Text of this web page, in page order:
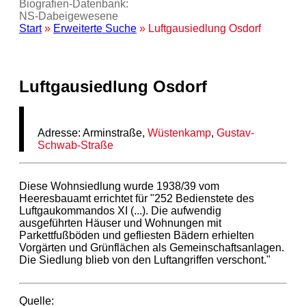
Biografien-Datenbank:
NS‑Dabeigewesene
Start» Erweiterte Suche » Luftgausiedlung Osdorf
Luftgausiedlung Osdorf
Adresse: Arminstraße,Wüstenkamp,Gustav-
Schwab-Straße
Diese Wohnsiedlung wurde 1938/39 vom
Heeresbauamt errichtet für "252 Bedienstete des
Luftgaukommandos XI (...). Die aufwendig
ausgeführten Häuser und Wohnungen mit
Parkettfußböden und gefliesten Bädern erhielten
Vorgärten und Grünflächen als Gemeinschaftsanlagen.
Die Siedlung blieb von den Luftangriffen verschont."
Quelle: